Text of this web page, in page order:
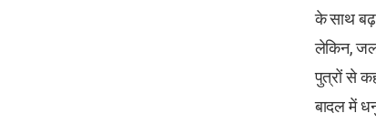
के साथ
लेकिन,
पुत्रों से
बादल में